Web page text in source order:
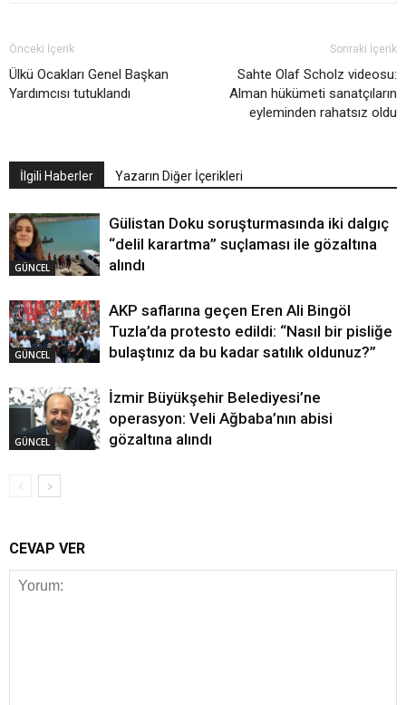
Önceki İçerik
Ülkü Ocakları Genel Başkan
Yardımcısı tutuklandı
Sonraki İçerik
Sahte Olaf Scholz videosu:
Alman hükümeti sanatçıların
eyleminden rahatsız oldu
İlgili Haberler Yazarın Diğer İçerikleri
GÜNCEL
Gülistan Doku soruşturmasında iki dalgıç
“delil karartma” suçlaması ile gözaltına
alındı
GÜNCEL
AKP saflarına geçen Eren Ali Bingöl
Tuzla’da protesto edildi: “Nasıl bir pisliğe
bulaştınız da bu kadar satılık oldunuz?”
GÜNCEL
İzmir Büyükşehir Belediyesi’ne
operasyon: Veli Ağbaba’nın abisi
gözaltına alındı
CEVAP VER